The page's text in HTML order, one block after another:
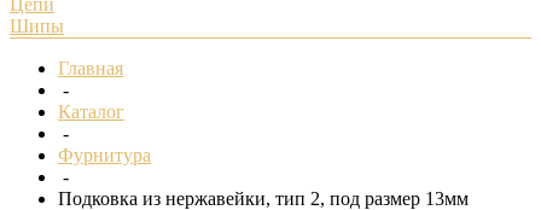
Цепи
Шипы
Главная
-
Каталог
-
Фурнитура
-
Подковка из нержавейки, тип 2, под размер 13мм